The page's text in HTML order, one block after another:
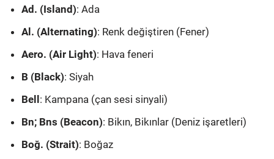
Ad. (Island): Ada
Al. (Alternating): Renk değiştiren (Fener)
Aero. (Air Light): Hava feneri
B (Black): Siyah
Bell : Kampana (çan sesi sinyali)
Bn; Bns (Beacon): Bikın, Bikınlar (Deniz işaretleri)
Boğ. (Strait): Boğaz